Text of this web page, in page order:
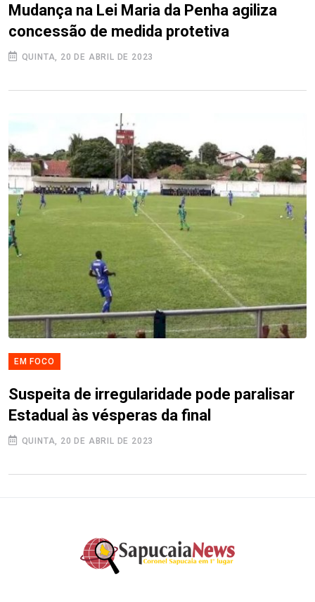
Mudança na Lei Maria da Penha agiliza
concessão de medida protetiva
QUINTA, 20 DE ABRIL DE 2023
EM FOCO
Suspeita de irregularidade pode paralisar
Estadual às vésperas da final
QUINTA, 20 DE ABRIL DE 2023